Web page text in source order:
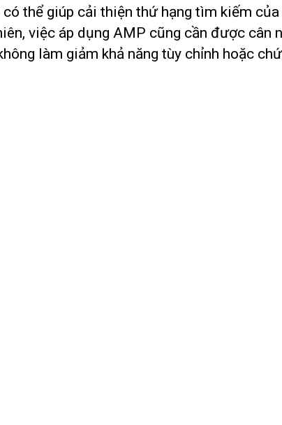
thể giúp cải thiện thứ hạng tìm kiếm
việc áp dụng AMP cũng cần được cân
làm giảm khả năng tùy chỉnh hoặc